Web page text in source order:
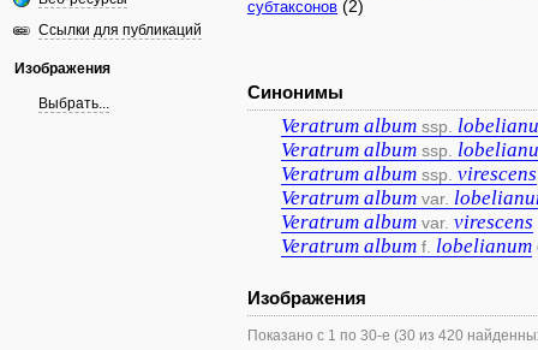
Ссылки для публикаций
Изображения
Выбрать...
субтаксонов (2)
Синонимы
Veratrum album ssp.
Veratrum album ssp.
Veratrum album ssp. virescens
Veratrum album var.
Veratrum album var. virescens
Veratrum album f. lobelianum
Изображения
Показано с 1 по 30-е (30 из 420